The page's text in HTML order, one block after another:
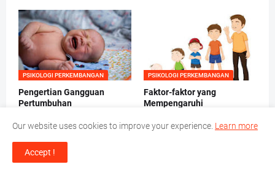
PSIKOLOGI PERKEMBANGAN
Pengertian Gangguan
Pertumbuhan
PSIKOLOGI PERKEMBANGAN
Faktor-faktor yang
Mempengaruhi
Perkembangan
Our website uses cookies to improve your experience. Learn more
Accept !